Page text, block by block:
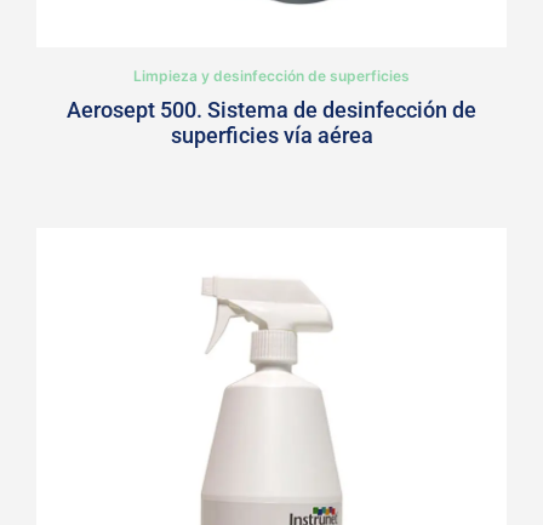
Limpieza y desinfección de superficies
Aerosept 500. Sistema de desinfección de
superficies vía aérea